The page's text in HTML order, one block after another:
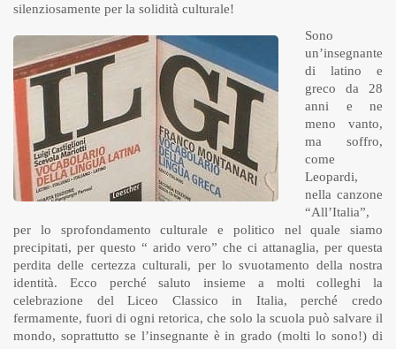
silenziosamente per la solidità culturale!
Sono
un’insegnante
di latino e
greco da 28
anni e ne
meno vanto,
ma soffro,
come
Leopardi,
nella canzone
“All’Italia”,
per lo sprofondamento culturale e politico nel quale siamo
precipitati, per questo “ arido vero” che ci attanaglia, per questa
perdita delle certezza culturali, per lo svuotamento della nostra
identità. Ecco perché saluto insieme a molti colleghi la
celebrazione del Liceo Classico in Italia, perché credo
fermamente, fuori di ogni retorica, che solo la scuola può salvare il
mondo, soprattutto se l’insegnante è in grado (molti lo sono!) di